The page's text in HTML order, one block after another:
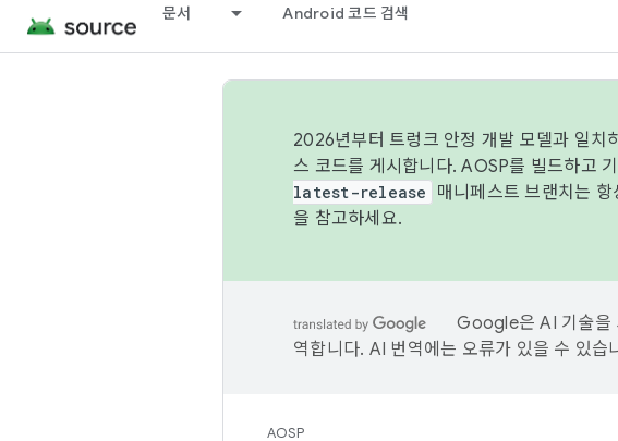
문서 Android 코드 검색
2026년부터 트렁크 안정 개발 모델과 일치
스 코드를 게시합니다. AOSP를 빌드하고
latest-release
매니페스트 브랜치는
을 참고하세요.
Google은 AI 기술을
역합니다. AI 번역에는 오류가 있을 수 있습
AOSP